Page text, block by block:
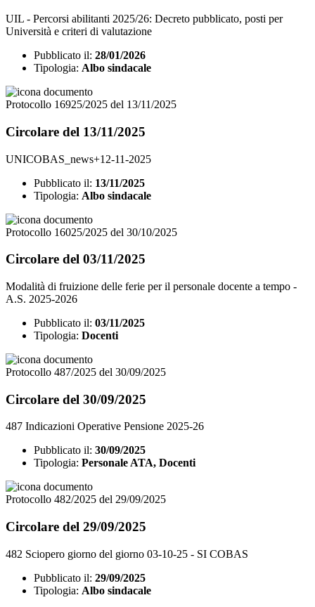
UIL - Percorsi abilitanti 2025/26: Decreto pubblicato, posti per
Università e criteri di valutazione
Pubblicato il: 28/01/2026
Tipologia: Albo sindacale
Protocollo 16925/2025 del 13/11/2025
Circolare del 13/11/2025
UNICOBAS_news+12-11-2025
Pubblicato il: 13/11/2025
Tipologia: Albo sindacale
Protocollo 16025/2025 del 30/10/2025
Circolare del 03/11/2025
Modalità di fruizione delle ferie per il personale docente a tempo -
A.S. 2025-2026
Pubblicato il: 03/11/2025
Tipologia: Docenti
Protocollo 487/2025 del 30/09/2025
Circolare del 30/09/2025
487 Indicazioni Operative Pensione 2025-26
Pubblicato il: 30/09/2025
Tipologia: Personale ATA, Docenti
Protocollo 482/2025 del 29/09/2025
Circolare del 29/09/2025
482 Sciopero giorno del giorno 03-10-25 - SI COBAS
Pubblicato il: 29/09/2025
Tipologia: Albo sindacale